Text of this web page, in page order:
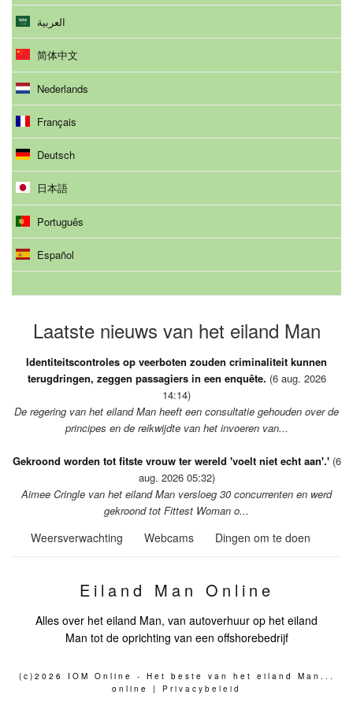
العربية
简体中文
Nederlands
Français
Deutsch
日本語
Português
Español
Laatste nieuws van het eiland Man
Identiteitscontroles op veerboten zouden criminaliteit kunnen
terugdringen, zeggen passagiers in een enquête. (6 aug. 2026
14:14)
De regering van het eiland Man heeft een consultatie gehouden over de
principes en de reikwijdte van het invoeren van...
Gekroond worden tot fitste vrouw ter wereld 'voelt niet echt aan'.'(6
aug. 2026 05:32)
Aimee Cringle van het eiland Man versloeg 30 concurrenten en werd
gekroond tot Fittest Woman o...
Weersverwachting Webcams Dingen om te doen
Eiland Man Online
Alles over het eiland Man, van autoverhuur op het eiland
Man tot de oprichting van een offshorebedrijf
(c)2026 IOM Online - Het beste van het eiland Man...
online | Privacybeleid